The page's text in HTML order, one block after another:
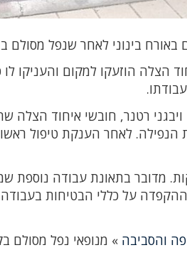
הצלה הוזעקו למקום והעניקו לו
ויבגני רטנר, חובשי איחוד
לאחר הענקת טיפול
מדובר בתאונת עבודה נוספת
על כללי הבטיחות בעבודה
והסביבה » מנופאי נפל מסולם